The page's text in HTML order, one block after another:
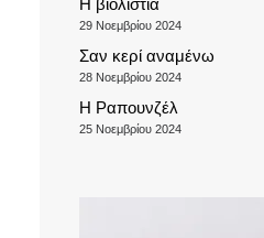
Η βιολίστια
29 Νοεμβρίου 2024
Σαν κερί αναμένω
28 Νοεμβρίου 2024
Η Ραπουνζέλ
25 Νοεμβρίου 2024